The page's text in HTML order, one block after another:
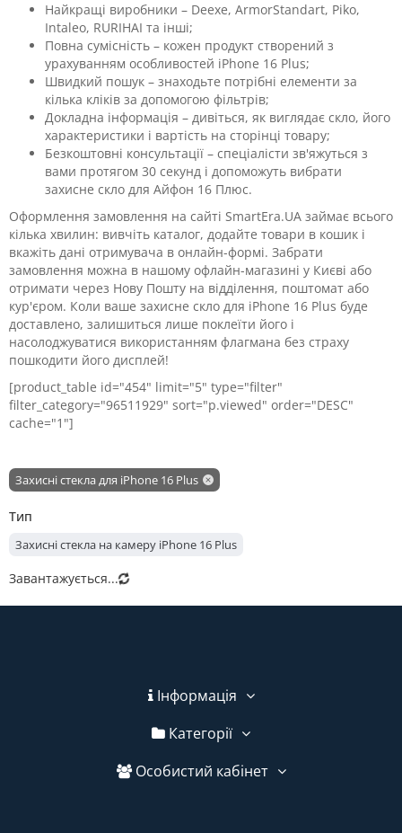
Найкращі виробники – Deexe, ArmorStandart, Piko,
Intaleo, RURIHAI та інші;
Повна сумісність – кожен продукт створений з
урахуванням особливостей iPhone 16 Plus;
Швидкий пошук – знаходьте потрібні елементи за
кілька кліків за допомогою фільтрів;
Докладна інформація – дивіться, як виглядає скло, його
характеристики і вартість на сторінці товару;
Безкоштовні консультації – спеціалісти зв'яжуться з
вами протягом 30 секунд і допоможуть вибрати
захисне скло для Айфон 16 Плюс.
Оформлення замовлення на сайті SmartEra.UA займає всього
кілька хвилин: вивчіть каталог, додайте товари в кошик і
вкажіть дані отримувача в онлайн-формі. Забрати
замовлення можна в нашому офлайн-магазині у Києві або
отримати через Нову Пошту на відділення, поштомат або
кур'єром. Коли ваше захисне скло для iPhone 16 Plus буде
доставлено, залишиться лише поклеїти його і
насолоджуватися використанням флагмана без страху
пошкодити його дисплей!
[product_table id="454" limit="5" type="filter"
filter_category="96511929" sort="p.viewed" order="DESC"
cache="1"]
Захисні стекла для iPhone 16 Plus
Тип
Захисні стекла на камеру iPhone 16 Plus
Завантажується...
Інформація
Категорії
Особистий кабінет